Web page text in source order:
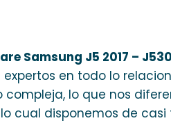
Samsung J5 2017 –
expertos en todo lo
lo que nos
cual disponemos de